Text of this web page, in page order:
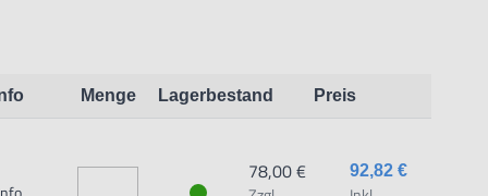
geeignet.
Menge Lagerbestand Preis
92,82 €
78,00 €